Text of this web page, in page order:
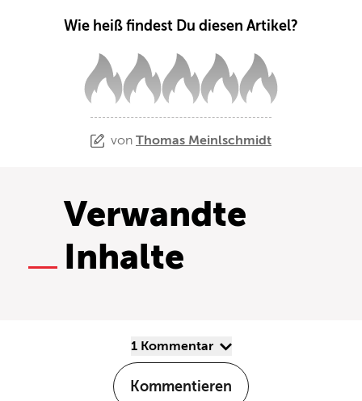
Wie heiß findest Du diesen Artikel?
von Thomas Meinlschmidt
Verwandte
Inhalte
1 Kommentar
Kommentieren